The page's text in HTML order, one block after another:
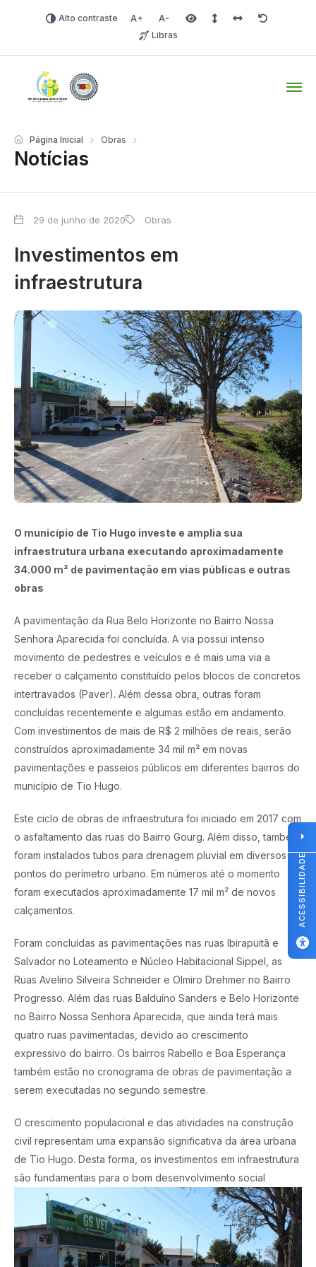
Alto contraste Aumentar fonte
Diminuir fonteÁrea selecionada
Espaçamento de linha
Espaço dos
Redefinir
Libras
Notícias
Página Inicial Obras
29 de junho de 2020 Obras
Investimentos em
infraestrutura
O município de Tio Hugo investe e amplia sua
infraestrutura urbana executando aproximadamente
34.000 m² de pavimentação em vias públicas e outras
obras
A pavimentação da Rua Belo Horizonte no Bairro Nossa
Senhora Aparecida foi concluída. A via possui intenso
movimento de pedestres e veículos e é mais uma via a
receber o calçamento constituído pelos blocos de concretos
intertravados (Paver). Além dessa obra, outras foram
concluídas recentemente e algumas estão em andamento.
Com investimentos de mais de R$ 2 milhões de reais, serão
construídos aproximadamente 34 mil m² em novas
pavimentações e passeios públicos em diferentes bairros do
município de Tio Hugo.
Este ciclo de obras de infraestrutura foi iniciado em 2017 com
o asfaltamento das ruas do Bairro Gourg. Além disso, também
foram instalados tubos para drenagem pluvial em diversos
pontos do perímetro urbano. Em números até o momento
foram executados aproximadamente 17 mil m² de novos
calçamentos.
Foram concluídas as pavimentações nas ruas Ibirapuitã e
Salvador no Loteamento e Núcleo Habitacional Sippel, as
Ruas Avelino Silveira Schneider e Olmiro Drehmer no Bairro
Progresso. Além das ruas Balduíno Sanders e Belo Horizonte
no Bairro Nossa Senhora Aparecida, que ainda terá mais
quatro ruas pavimentadas, devido ao crescimento
expressivo do bairro. Os bairros Rabello e Boa Esperança
também estão no cronograma de obras de pavimentação a
serem executadas no segundo semestre.
O crescimento populacional e das atividades na construção
civil representam uma expansão significativa da área urbana
de Tio Hugo. Desta forma, os investimentos em infraestrutura
são fundamentais para o bom desenvolvimento social
ACESSIBILIDADE